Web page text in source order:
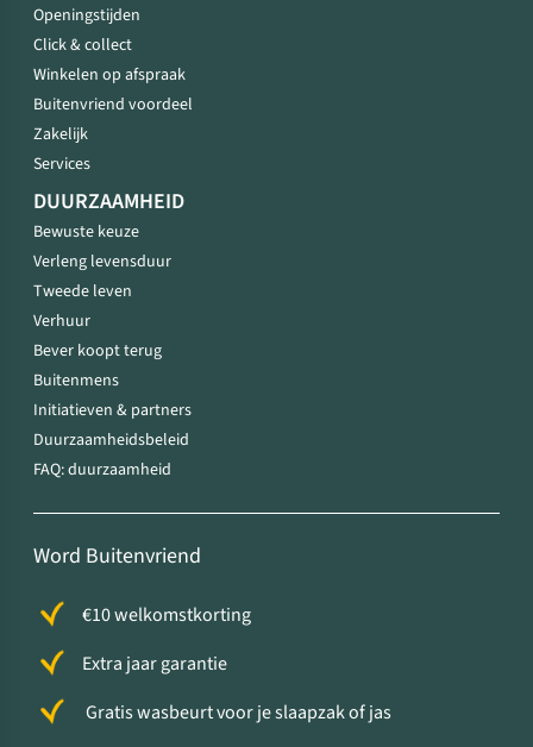
Openingstijden
Click & collect
Winkelen op afspraak
Buitenvriend voordeel
Zakelijk
Services
DUURZAAMHEID
Bewuste keuze
Verleng levensduur
Tweede leven
Verhuur
Bever koopt terug
Buitenmens
Initiatieven & partners
Duurzaamheidsbeleid
FAQ: duurzaamheid
Word Buitenvriend
€10 welkomstkorting
Extra jaar garantie
Gratis wasbeurt voor je slaapzak of jas